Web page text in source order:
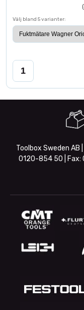
Välj bland 5 varianter:
Toolbox Sweden
0120-854 50 | Fax: